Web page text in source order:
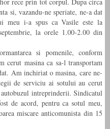
rece prin tot corpul. Dupa circa
si, vazandu-ne speriate, ne-a dat
meu i-a spus ca Vasile este la
la orele 1.00-2.00 din
si pomenile, conform
cerut masina ca sa-l transportam
Am inchiriat o masina, care ne-
de serviciu ai sotului au cerut
intreprinderii. Sindicatul
de acord, pentru ca sotul meu,
miscare anticomunista din 15